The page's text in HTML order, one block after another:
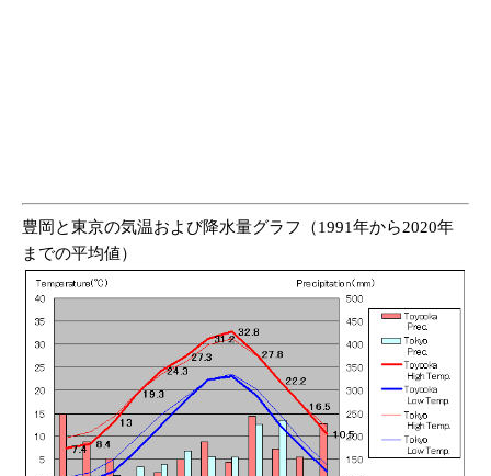
豊岡と東京の気温および降水量グラフ（1991年から2020年
までの平均値）